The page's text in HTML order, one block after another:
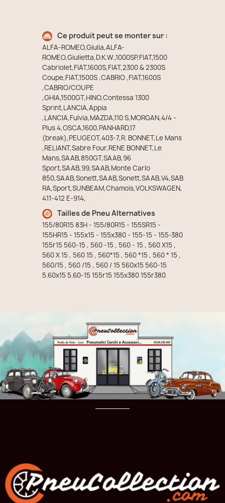
Ce produit peut se monter sur :
ALFA-ROMEO,Giulia,ALFA-
ROMEO,Giulietta,D.K.W.,1000SP,FIAT,1500
Cabriolet,FIAT,1600S,FIAT,2300 & 2300S
Coupe,FIAT,1500S ,CABRIO ,FIAT,1600S
,CABRIO/COUPE
,GHIA,1500GT,HINO,Contessa 1300
Sprint,LANCIA,Appia
,LANCIA,Fulvia,MAZDA,110 S,MORGAN,4/4 -
Plus 4,OSCA,1600,PANHARD,17
(break),PEUGEOT,403-7,R. BONNET,Le Mans
,RELIANT,Sabre Four,RENE BONNET,Le
Mans,SAAB,850GT,SAAB,96
Sport,SAAB,99,SAAB,Monte Carlo
850,SAAB,Sonett,SAAB,Sonett,SAAB,V4,SAB
RA,Sport,SUNBEAM,Chamois,VOLKSWAGEN,
411-412 E-914,
Tailles de Pneu Alternatives
155/80R15 83H - 155/80R15 - 155SR15 -
155HR15 - 155x15 - 155x380 - 155-15 - 155-380
155r15 560-15 , 560 -15 , 560 - 15 , 560 X15 ,
560 X 15 , 560 15 , 560*15 , 560 *15 , 560 * 15 ,
560/15 , 560 /15 , 560 / 15 560x15 560-15
5.60x15 5.60-15 155r15 155x380 155r380